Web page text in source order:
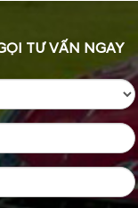
TƯ VẤN NGAY